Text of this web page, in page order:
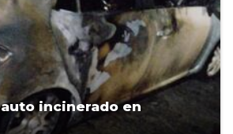
incinerado en